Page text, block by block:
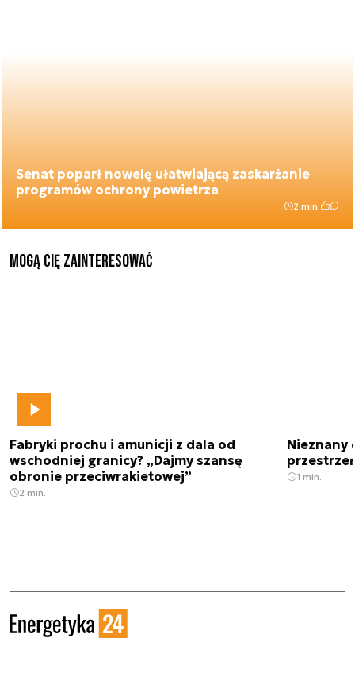
Senat poparł nowelę ułatwiającą zaskarżanie
programów ochrony powietrza
2 min.
Mogą Cię zainteresować
Fabryki prochu i amunicji z dala od
wschodniej granicy? „Dajmy szansę
obronie przeciwrakietowej”
2 min.
Nieznany
1 min.